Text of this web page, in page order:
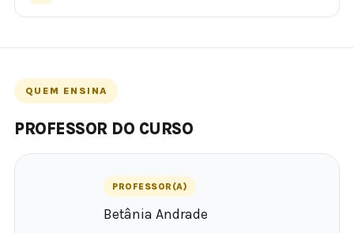
QUEM ENSINA
PROFESSOR DO CURSO
PROFESSOR(A)
Betânia Andrade